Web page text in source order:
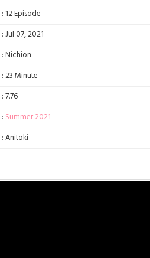
: 12 Episode
: Jul 07, 2021
: Nichion
: 23 Minute
: 7.76
: Summer 2021
: Anitoki